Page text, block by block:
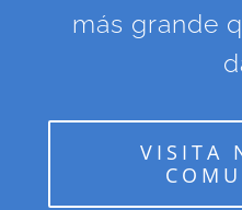
más grande
VISITA